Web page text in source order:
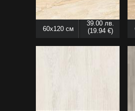
60x120 см
39.00 лв.
(19.94 €)